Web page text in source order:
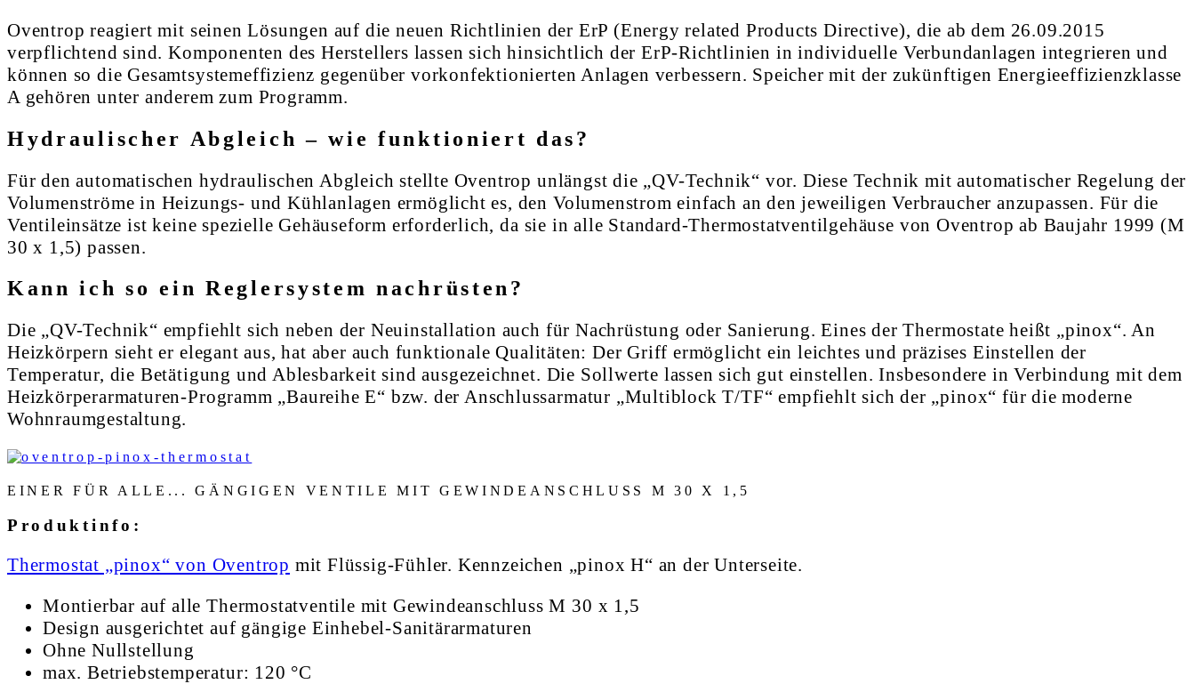
Oventrop reagiert mit seinen Lösungen auf die neuen Richtlinien der ErP (Energy related Products Directive), die ab dem 26.09.2015
verpflichtend sind. Komponenten des Herstellers lassen sich hinsichtlich der ErP-Richtlinien in individuelle Verbundanlagen integrieren und
können so die Gesamtsystemeffizienz gegenüber vorkonfektionierten Anlagen verbessern. Speicher mit der zukünftigen Energieeffizienzklasse
A gehören unter anderem zum Programm.
Hydraulischer Abgleich – wie funktioniert das?
Für den automatischen hydraulischen Abgleich stellte Oventrop unlängst die „QV-Technik“ vor. Diese Technik mit automatischer Regelung der
Volumenströme in Heizungs- und Kühlanlagen ermöglicht es, den Volumenstrom einfach an den jeweiligen Verbraucher anzupassen. Für die
Ventileinsätze ist keine spezielle Gehäuseform erforderlich, da sie in alle Standard-Thermostatventilgehäuse von Oventrop ab Baujahr 1999 (M
30 x 1,5) passen.
Kann ich so ein Reglersystem nachrüsten?
Die „QV-Technik“ empfiehlt sich neben der Neuinstallation auch für Nachrüstung oder Sanierung. Eines der Thermostate heißt „pinox“. An
Heizkörpern sieht er elegant aus, hat aber auch funktionale Qualitäten: Der Griff ermöglicht ein leichtes und präzises Einstellen der
Temperatur, die Betätigung und Ablesbarkeit sind ausgezeichnet. Die Sollwerte lassen sich gut einstellen. Insbesondere in Verbindung mit dem
Heizkörperarmaturen-Programm „Baureihe E“ bzw. der Anschlussarmatur „Multiblock T/TF“ empfiehlt sich der „pinox“ für die moderne
Wohnraumgestaltung.
EINER FÜR ALLE... GÄNGIGEN VENTILE MIT GEWINDEANSCHLUSS M 30 X 1,5
Produktinfo:
Thermostat „pinox“ von Oventrop mit Flüssig-Fühler. Kennzeichen „pinox H“ an der Unterseite.
Montierbar auf alle Thermostatventile mit Gewindeanschluss M 30 x 1,5
Design ausgerichtet auf gängige Einhebel-Sanitärarmaturen
Ohne Nullstellung
max. Betriebstemperatur: 120 °C